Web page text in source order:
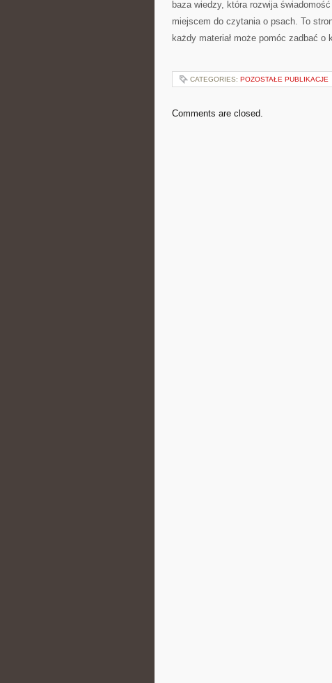
baza wiedzy, która rozwija
miejscem do czytania o psach. To
każdy materiał może pomóc zadbać o
CATEGORIES: POZOSTAŁE PUBLIKACJE
Comments are closed.